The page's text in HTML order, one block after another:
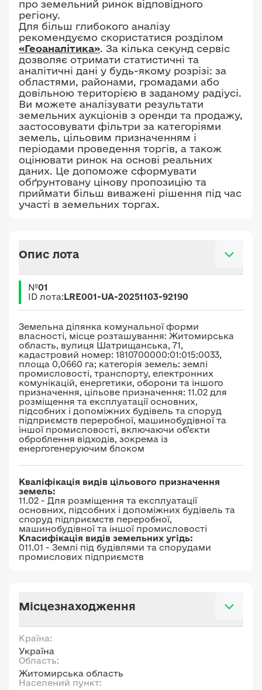
про земельний ринок відповідного
регіону.
Для більш глибокого аналізу
рекомендуємо скористатися розділом
«Геоаналітика». За кілька секунд сервіс
дозволяє отримати статистичні та
аналітичні дані у будь-якому розрізі: за
областями, районами, громадами або
довільною територією в заданому радіусі.
Ви можете аналізувати результати
земельних аукціонів з оренди та продажу,
застосовувати фільтри за категоріями
земель, цільовим призначенням і
періодами проведення торгів, а також
оцінювати ринок на основі реальних
даних. Це допоможе сформувати
обґрунтовану цінову пропозицію та
приймати більш виважені рішення під час
участі в земельних торгах.
Опис лота
№01
ID лота:LRE001-UA-20251103-92190
Земельна ділянка комунальної форми
власності, місце розташування: Житомирська
область, вулиця Шатрищанська, 71,
кадастровий номер: 1810700000:01:015:0033,
площа 0,0660 га; категорія земель: землі
промисловості, транспорту, електронних
комунікацій, енергетики, оборони та іншого
призначення, цільове призначення: 11.02 для
розміщення та експлуатації основних,
підсобних і допоміжних будівель та споруд
підприємств переробної, машинобудівної та
іншої промисловості, включаючи об’єкти
оброблення відходів, зокрема із
енергогенеруючим блоком
Кваліфікація видів цільового призначення
земель:
11.02 - Для розміщення та експлуатації
основних, підсобних і допоміжних будівель та
споруд підприємств переробної,
машинобудівної та іншої промисловості
Класифікація видів земельних угідь:
011.01 - Землі під будівлями та спорудами
промислових підприємств
Місцезнаходження
Країна:
Україна
Область:
Житомирська область
Населений пункт: